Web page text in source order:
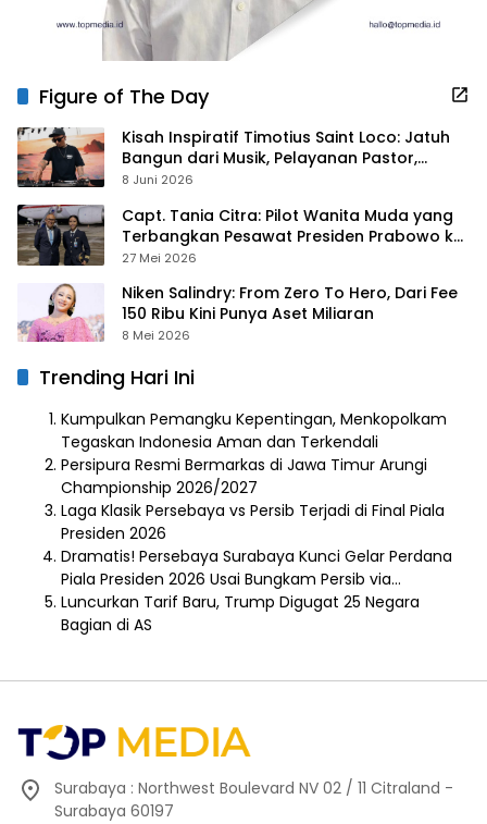
Figure of The Day
Kisah Inspiratif Timotius Saint Loco: Jatuh
Bangun dari Musik, Pelayanan Pastor,
hingga Gurita Bisnis Sambal Babon
8 Juni 2026
Capt. Tania Citra: Pilot Wanita Muda yang
Terbangkan Pesawat Presiden Prabowo ke
Prancis
27 Mei 2026
Niken Salindry: From Zero To Hero, Dari Fee
150 Ribu Kini Punya Aset Miliaran
8 Mei 2026
Trending Hari Ini
Kumpulkan Pemangku Kepentingan, Menkopolkam
Tegaskan Indonesia Aman dan Terkendali
Persipura Resmi Bermarkas di Jawa Timur Arungi
Championship 2026/2027
Laga Klasik Persebaya vs Persib Terjadi di Final Piala
Presiden 2026
Dramatis! Persebaya Surabaya Kunci Gelar Perdana
Piala Presiden 2026 Usai Bungkam Persib via…
Luncurkan Tarif Baru, Trump Digugat 25 Negara
Bagian di AS
Surabaya : Northwest Boulevard NV 02 / 11 Citraland -
Surabaya 60197